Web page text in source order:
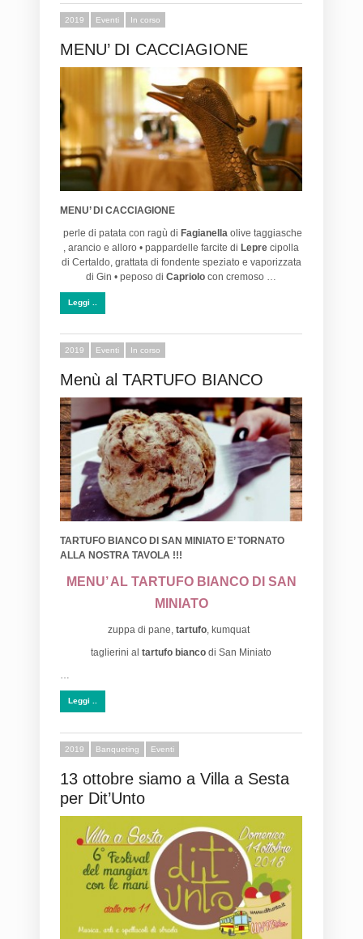
2019 Eventi In corso
MENU’ DI CACCIAGIONE
MENU’ DI CACCIAGIONE
perle di patata con ragù di Fagianella olive taggiasche
, arancio e alloro • pappardelle farcite di Lepre cipolla
di Certaldo, grattata di fondente speziato e vaporizzata
di Gin • peposo di Capriolo con cremoso …
Leggi ..
2019 Eventi In corso
Menù al TARTUFO BIANCO
TARTUFO BIANCO DI SAN MINIATO E’ TORNATO
ALLA NOSTRA TAVOLA !!!
MENU’ AL TARTUFO BIANCO DI SAN
MINIATO
zuppa di pane, tartufo , kumquat
taglierini al tartufo bianco di San Miniato
Leggi ..
2019 Banqueting Eventi
13 ottobre siamo a Villa a Sesta
per Dit’Unto